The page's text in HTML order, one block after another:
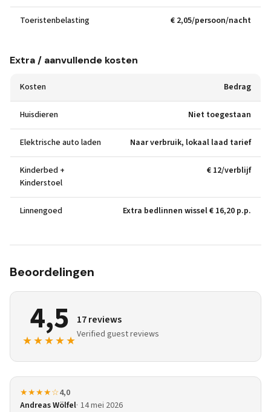
Toeristenbelasting € 2,05/persoon/nacht
Extra / aanvullende kosten
Kosten Bedrag
Huisdieren Niet toegestaan
Elektrische auto laden Naar verbruik, lokaal laad tarief
Kinderbed +
Kinderstoel
€ 12/verblijf
Linnengoed Extra bedlinnen wissel € 16,20 p.p.
Beoordelingen
4,5
★★★★★
17 reviews
Verified guest reviews
★★★★☆4,0
Andreas Wölfel 14 mei 2026